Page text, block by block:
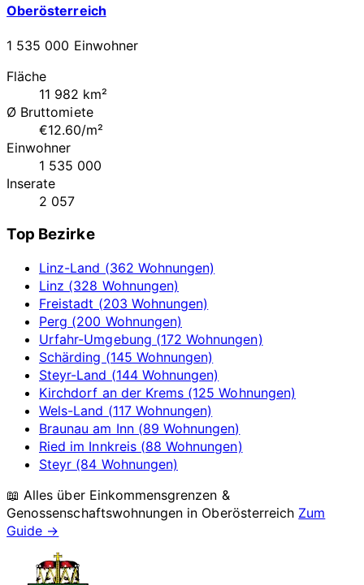
Oberösterreich
1 535 000 Einwohner
Fläche
11 982 km²
Ø Bruttomiete
€12.60/m²
Einwohner
1 535 000
Inserate
2 057
Top Bezirke
Linz-Land (362 Wohnungen)
Linz (328 Wohnungen)
Freistadt (203 Wohnungen)
Perg (200 Wohnungen)
Urfahr-Umgebung (172 Wohnungen)
Schärding (145 Wohnungen)
Steyr-Land (144 Wohnungen)
Kirchdorf an der Krems (125 Wohnungen)
Wels-Land (117 Wohnungen)
Braunau am Inn (89 Wohnungen)
Ried im Innkreis (88 Wohnungen)
Steyr (84 Wohnungen)
📖 Alles über Einkommensgrenzen &
Genossenschaftswohnungen in Oberösterreich Zum
Guide →